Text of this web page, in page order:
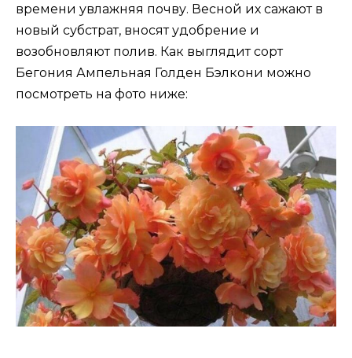
времени увлажняя почву. Весной их сажают в
новый субстрат, вносят удобрение и
возобновляют полив. Как выглядит сорт
Бегония Ампельная Голден Бэлкони можно
посмотреть на фото ниже: